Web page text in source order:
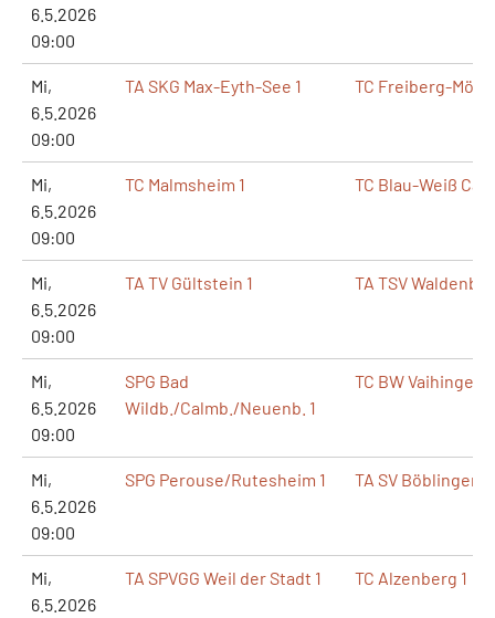
6.5.2026
09:00
Mi,
6.5.2026
09:00
TA SKG Max-Eyth-See 1 TC Freiberg-
Mi,
6.5.2026
09:00
TC Malmsheim 1 TC Blau-Weiß
Mi,
6.5.2026
09:00
TA TV Gültstein 1 TA TSV
Mi,
6.5.2026
09:00
SPG Bad
Wildb./Calmb./Neuenb. 1
TC BW Vaihingen-
Mi,
6.5.2026
09:00
SPG Perouse/Rutesheim 1 TA SV Böblingen 1
Mi,
6.5.2026
TA SPVGG Weil der Stadt 1 TC Alzenberg 1